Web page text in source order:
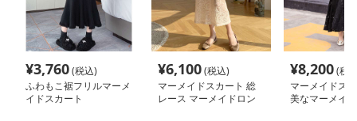
¥3,760(税込)
ふわもこ裾フリルマーメ
イドスカート
¥6,100(税込)
マーメイドスカート 総
レース マーメイドロン
¥8,200(税
マーメイドス
美なマーメイ